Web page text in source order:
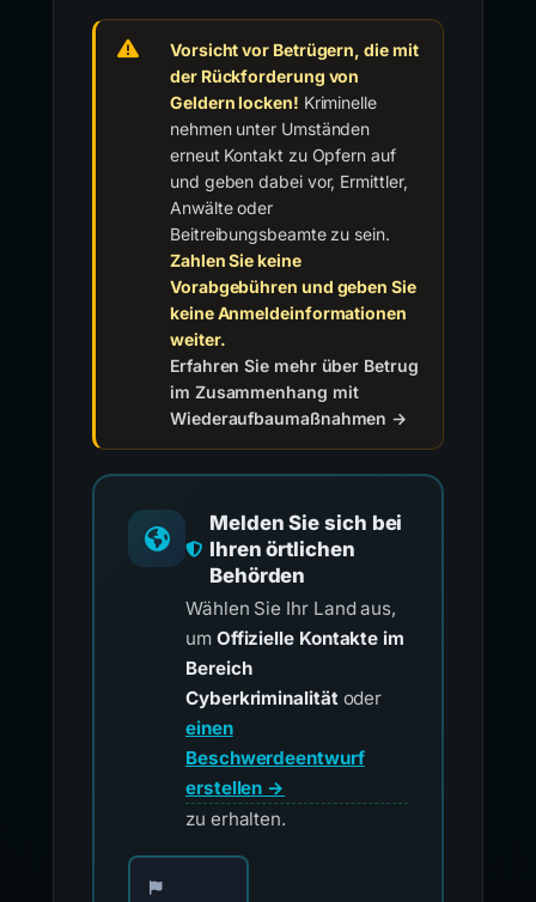
Vorsicht vor Betrügern, die mit
der Rückforderung von
Geldern locken! Kriminelle
nehmen unter Umständen
erneut Kontakt zu Opfern auf
und geben dabei vor, Ermittler,
Anwälte oder
Beitreibungsbeamte zu sein.
Zahlen Sie keine
Vorabgebühren und geben Sie
keine Anmeldeinformationen
weiter.
Erfahren Sie mehr über Betrug
im Zusammenhang mit
Wiederaufbaumaßnahmen →
Melden Sie sich bei
Ihren örtlichen
Behörden
Wählen Sie Ihr Land aus,
um Offizielle Kontakte im
Bereich
Cyberkriminalitätoder
einen
Beschwerdeentwurf
erstellen →
zu erhalten.
Wählen Sie Ihr Land für offizielle